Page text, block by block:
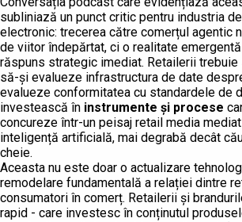
subliniază un punct critic pentru industria
electronic: trecerea către comerțul agentic
de viitor îndepărtat, ci o realitate
răspuns strategic imediat. Retailerii trebuie
să-și evalueze infrastructura de date
evalueze conformitatea cu standardele de
investească în instrumente și procese
concureze într-un peisaj retail media
inteligență artificială, mai degrabă decât
cheie.
Aceasta nu este doar o actualizare
remodelare fundamentală a relației dintre
consumatori în comerț. Retailerii și
rapid - care investesc în conținutul